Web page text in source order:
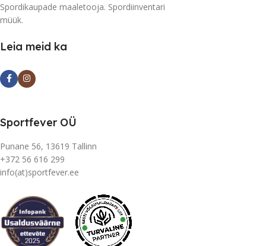
Spordikaupade maaletooja. Spordiinventari
müük.
Leia meid ka
Sportfever OÜ
Punane 56, 13619 Tallinn
+372 56 616 299
info(at)sportfever.ee